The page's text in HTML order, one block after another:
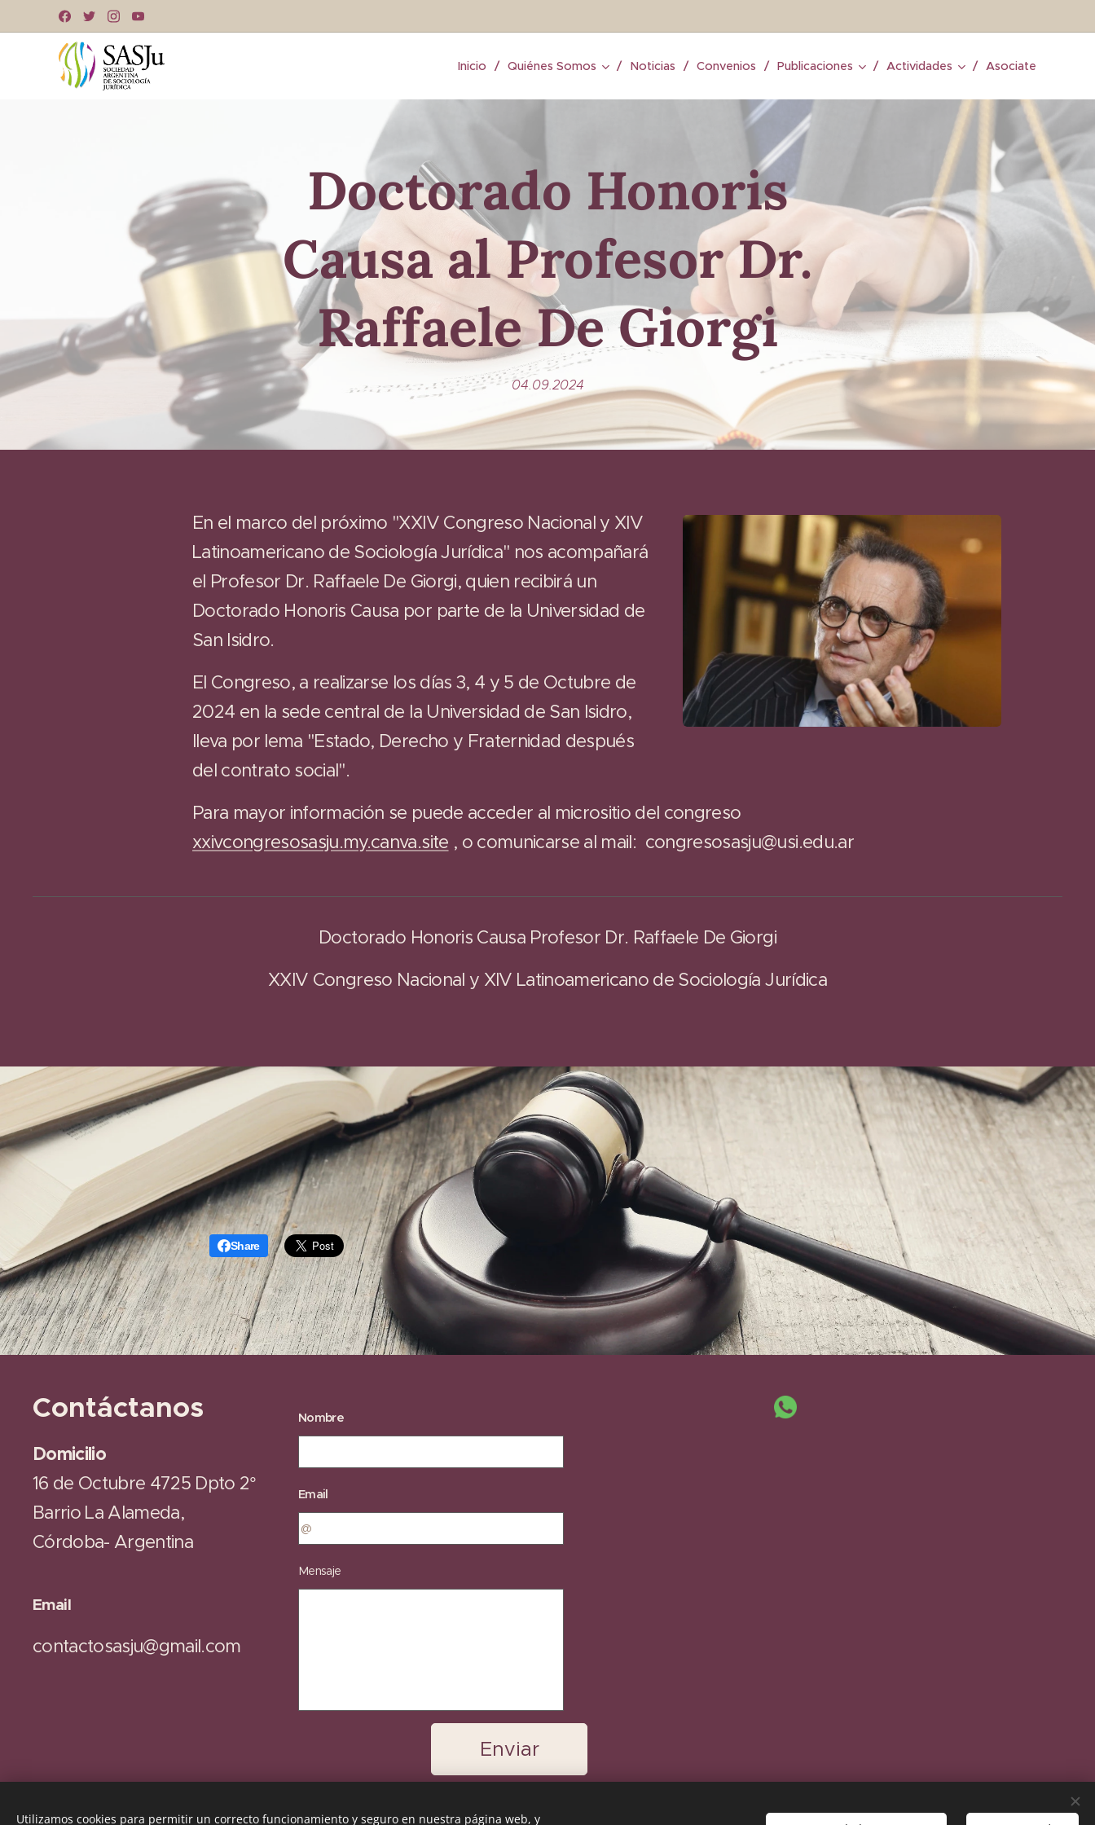
Inicio Quiénes Somos Noticias Convenios Publicaciones Actividades Asociate
Doctorado Honoris
Causa al Profesor Dr.
Raffaele De Giorgi
04.09.2024
En el marco del próximo "XXIV Congreso Nacional y XIV
Latinoamericano de Sociología Jurídica" nos acompañará
el Profesor Dr. Raffaele De Giorgi, quien recibirá un
Doctorado Honoris Causa por parte de la Universidad de
San Isidro.
El Congreso, a realizarse los días 3, 4 y 5 de Octubre de
2024 en la sede central de la Universidad de San Isidro,
lleva por lema "Estado, Derecho y Fraternidad después
del contrato social".
Para mayor información se puede acceder al micrositio del congreso
xxivcongresosasju.my.canva.site , o comunicarse al mail: congresosasju@usi.edu.ar
Doctorado Honoris Causa Profesor Dr. Raffaele De Giorgi
XXIV Congreso Nacional y XIV Latinoamericano de Sociología Jurídica
Share
Contáctanos
Domicilio
16 de Octubre 4725 Dpto 2°
Barrio La Alameda,
Córdoba- Argentina
Email
contactosasju@gmail.com
Nombre
Email
Mensaje
Enviar
Utilizamos cookies para permitir un correcto funcionamiento y seguro en nuestra página web, y